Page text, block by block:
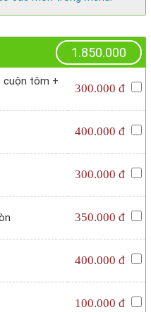
1.850.000
cuộn tôm +
300.000 đ
400.000 đ
300.000 đ
350.000 đ
400.000 đ
100.000 đ